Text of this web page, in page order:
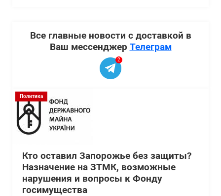
Все главные новости с доставкой в
Ваш мессенджер Телеграм
2
Политика
Кто оставил Запорожье без защиты?
Назначение на ЗТМК, возможные
нарушения и вопросы к Фонду
госимущества